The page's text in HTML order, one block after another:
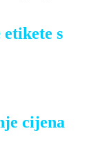
s
cijena